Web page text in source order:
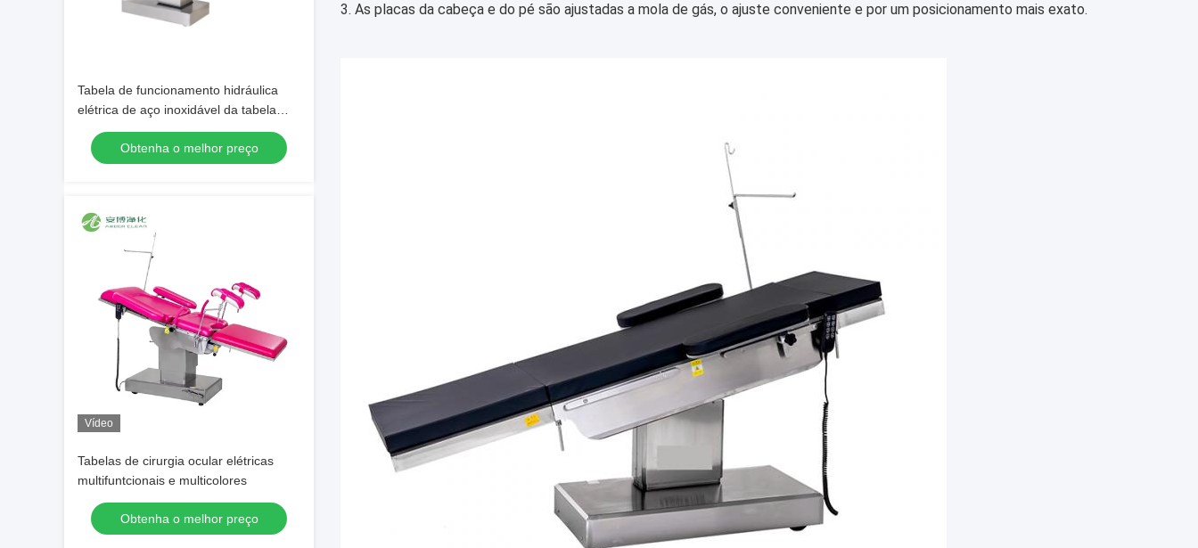
Tabela de funcionamento hidráulica
elétrica de aço inoxidável da tabela
cirúrgica ortopédica do raio X
Obtenha o melhor preço
Vídeo
Tabelas de cirurgia ocular elétricas
multifuntcionais e multicolores
Obtenha o melhor preço
3. As placas da cabeça e do pé são ajustadas a mola de gás, o ajuste conveniente e por um posicionamento mais exato.